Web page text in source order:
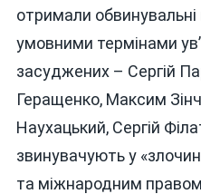
отримали
умовними термінами
засуджених – Сергій
Геращенко, Максим
Наухацький, Сергій
звинувачують у
та міжнародним